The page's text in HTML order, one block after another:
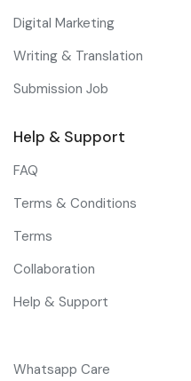
Digital Marketing
Writing & Translation
Submission Job
Help & Support
FAQ
Terms & Conditions
Terms
Collaboration
Help & Support
Whatsapp Care